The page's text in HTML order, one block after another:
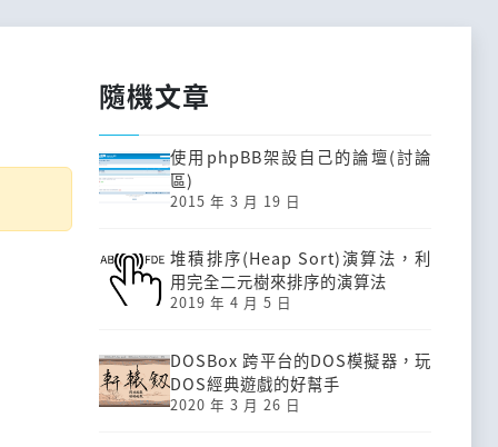
隨機文章
使用phpBB架設自己的論壇(討論
區)
2015 年 3 月 19 日
堆積排序(Heap Sort)演算法，利
用完全二元樹來排序的演算法
2019 年 4 月 5 日
DOSBox 跨平台的DOS模擬器，玩
DOS經典遊戲的好幫手
2020 年 3 月 26 日